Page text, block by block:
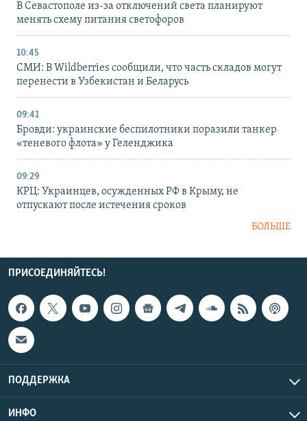
В Севастополе из-за отключений света планируют
менять схему питания светофоров
10:45
СМИ: В Wildberries сообщили, что часть складов могут
перенести в Узбекистан и Беларусь
09:41
Бровди: украинские беспилотники поразили танкер
«теневого флота» у Геленджика
09:29
КРЦ: Украинцев, осужденных РФ в Крыму, не
отпускают после истечения сроков
БОЛЬШЕ
ПРИСОЕДИНЯЙТЕСЬ!
ПОДДЕРЖКА
ИНФО